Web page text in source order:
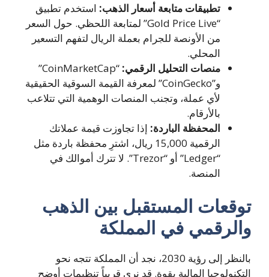
تطبيقات متابعة أسعار الذهب: استخدم تطبيق
“Gold Price Live” لمتابعة اللحظي. حول السعر
من الأونصة للجرام بعملة الريال لتفهم التسعير
المحلي.
منصات التحليل الرقمي:
“CoinMarketCap”
و”CoinGecko” لمعرفة القيمة السوقية الحقيقية
لأي عملة، وتجنب المنصات الوهمية التي تتلاعب
بالأرقام.
المحفظة الباردة: إذا تجاوزت قيمة عملاتك
الرقمية 15,000 ريال، اشترِ محفظة باردة مثل
“Ledger” أو “Trezor”. لا تترك أموالك في
المنصة.
توقعات المستقبل بين الذهب
والرقمي في المملكة
بالنظر إلى رؤية 2030، نجد أن المملكة تتجه نحو
التكنولوجيا المالية بقوة. قد نرى قريباً تنظيمات أوضح